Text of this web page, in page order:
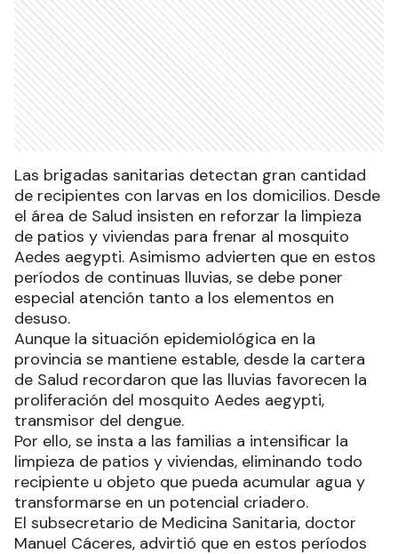
Las brigadas sanitarias detectan gran cantidad
de recipientes con larvas en los domicilios. Desde
el área de Salud insisten en reforzar la limpieza
de patios y viviendas para frenar al mosquito
Aedes aegypti. Asimismo advierten que en estos
períodos de continuas lluvias, se debe poner
especial atención tanto a los elementos en
desuso.
Aunque la situación epidemiológica en la
provincia se mantiene estable, desde la cartera
de Salud recordaron que las lluvias favorecen la
proliferación del mosquito Aedes aegypti,
transmisor del dengue.
Por ello, se insta a las familias a intensificar la
limpieza de patios y viviendas, eliminando todo
recipiente u objeto que pueda acumular agua y
transformarse en un potencial criadero.
El subsecretario de Medicina Sanitaria, doctor
Manuel Cáceres, advirtió que en estos períodos